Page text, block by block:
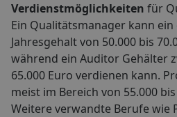
Verdienstmöglichkeiten für
Ein Qualitätsmanager kann
Jahresgehalt von 50.000 bis
während ein Auditor Gehälter
65.000 Euro verdienen kann.
meist im Bereich von 55.000
Weitere verwandte Berufe wie